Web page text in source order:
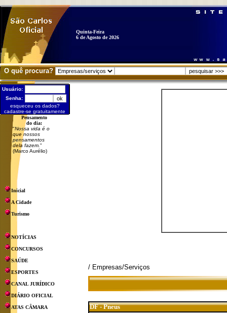
Quinta-Feira
6 de Agosto de 2026
O quê procura?
Usuário:
Senha:
esqueceu os dados?
cadastre-se gratuitamente
Pensamento
do dia:
"Nossa vida é o
que nossos
pensamentos
dela fazem. "
(Marco Aurélio)
Inicial
A Cidade
Turismo
NOTÍCIAS
CONCURSOS
SAÚDE
ESPORTES
CANAL JURÍDICO
DIÁRIO OFICIAL
ATAS CÂMARA
/ Empresas/Serviços
DF - Pneus